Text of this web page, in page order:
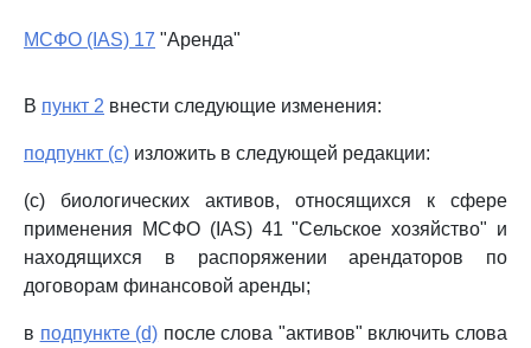
МСФО (IAS) 17 "Аренда"
В пункт 2 внести следующие изменения:
подпункт (c) изложить в следующей редакции:
(c) биологических активов, относящихся к сфере
применения МСФО (IAS) 41 "Сельское хозяйство" и
находящихся в распоряжении арендаторов по
договорам финансовой аренды;
в подпункте (d) после слова "активов" включить слова